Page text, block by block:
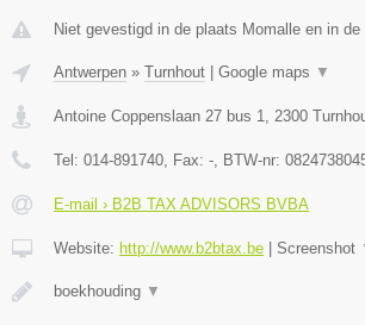
Niet gevestigd in de plaats Momalle en in
Antwerpen » Turnhout Google maps ▼
Antoine Coppenslaan 27 bus 1, 2300
Tel: 014-891740, Fax: -, BTW-nr:
E-mail › B2B TAX ADVISORS BVBA
Website: http://www.b2btax.be Screenshot
boekhouding ▼